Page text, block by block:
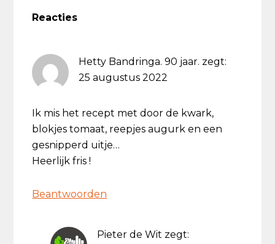
Interacties
Reacties
Hetty Bandringa. 90 jaar. zegt:
25 augustus 2022
Ik mis het recept met door de kwark,
blokjes tomaat, reepjes augurk en een
gesnipperd uitje…
Heerlijk fris !
Beantwoorden
Pieter de Wit zegt: